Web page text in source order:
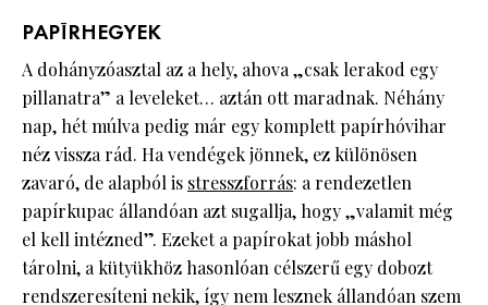
PAPÍRHEGYEK
A dohányzóasztal az a hely, ahova „csak lerakod egy
pillanatra” a leveleket… aztán ott maradnak. Néhány
nap, hét múlva pedig már egy komplett papírhóvihar
néz vissza rád. Ha vendégek jönnek, ez különösen
zavaró, de alapból is stresszforrás: a rendezetlen
papírkupac állandóan azt sugallja, hogy „valamit még
el kell intézned”. Ezeket a papírokat jobb máshol
tárolni, a kütyükhöz hasonlóan célszerű egy dobozt
rendszeresíteni nekik, így nem lesznek állandóan szem